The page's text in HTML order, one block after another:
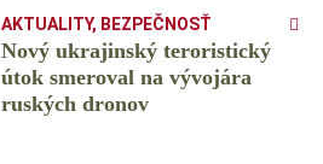
AKTUALITY, BEZPEČNOSŤ
Nový ukrajinský teroristický
útok smeroval na vývojára
ruských dronov